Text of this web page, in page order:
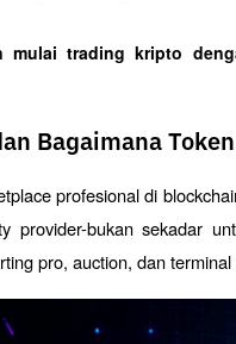
mulai trading kripto
Bagaimana
profesional di
provider-bukan sekadar
pro, auction, dan